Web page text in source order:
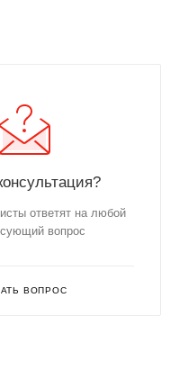
ответят на любой
вопрос
ВОПРОС